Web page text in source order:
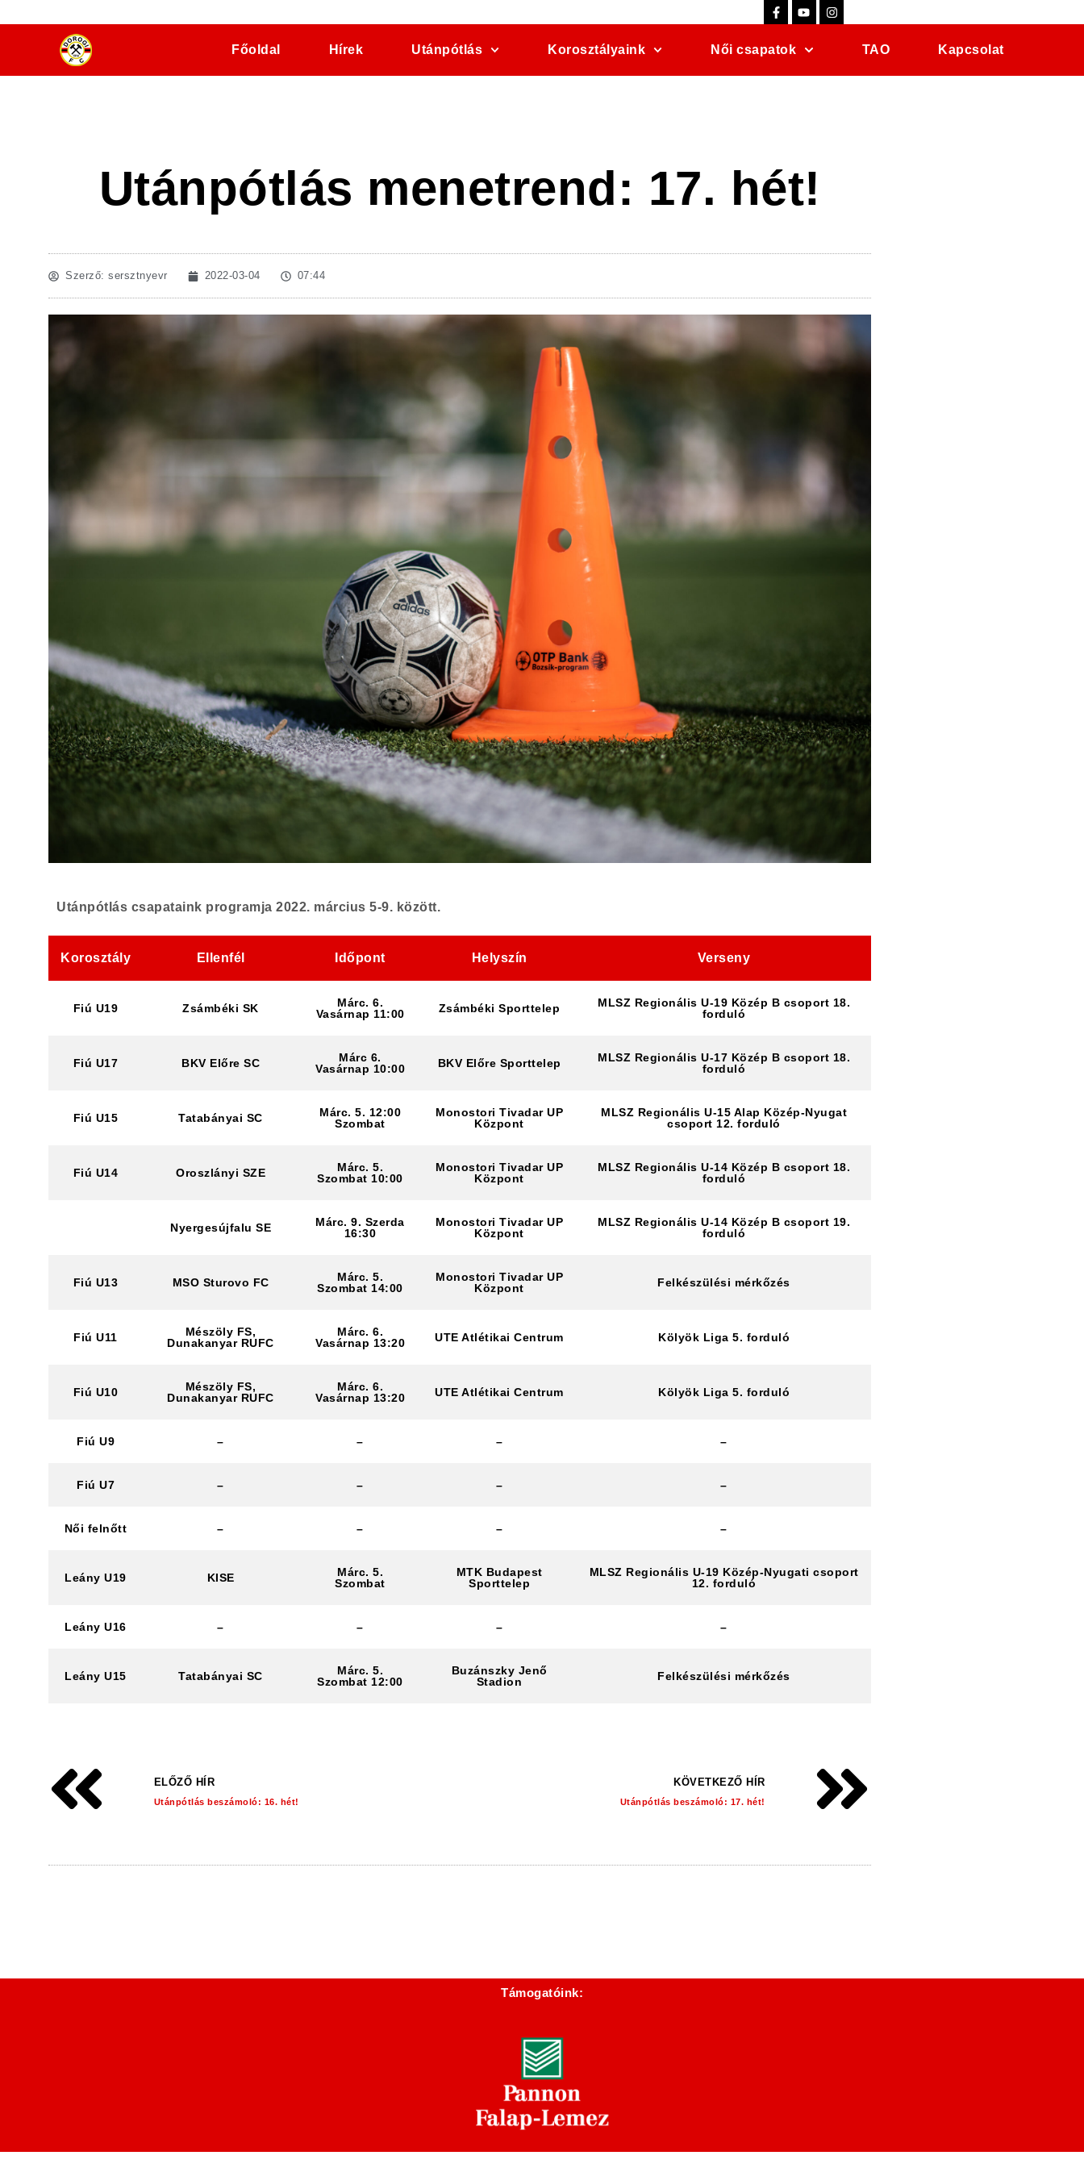
Főoldal Hírek Utánpótlás Korosztályaink Női csapatok TAO Kapcsolat
Utánpótlás menetrend: 17. hét!
Szerző: sersztnyevr 2022-03-04 07:44
Utánpótlás csapataink programja 2022. március 5-9. között.
Korosztály Ellenfél Időpont Helyszín Verseny
Fiú U19 Zsámbéki SK
Márc. 6.
Vasárnap 11:00
Zsámbéki Sporttelep
MLSZ Regionális U-19 Közép B csoport 18.
forduló
Fiú U17 BKV Előre SC
Márc 6.
Vasárnap 10:00
BKV Előre Sporttelep
MLSZ Regionális U-17 Közép B csoport 18.
forduló
Fiú U15 Tatabányai SC
Márc. 5. 12:00
Szombat
Monostori Tivadar UP
Központ
MLSZ Regionális U-15 Alap Közép-Nyugat
csoport 12. forduló
Fiú U14 Oroszlányi SZE
Márc. 5.
Szombat 10:00
Monostori Tivadar UP
Központ
MLSZ Regionális U-14 Közép B csoport 18.
forduló
Nyergesújfalu SE
Márc. 9. Szerda
16:30
Monostori Tivadar UP
Központ
MLSZ Regionális U-14 Közép B csoport 19.
forduló
Fiú U13 MSO Sturovo FC
Márc. 5.
Szombat 14:00
Monostori Tivadar UP
Központ
Felkészülési mérkőzés
Fiú U11
Mészöly FS,
Dunakanyar RUFC
Márc. 6.
Vasárnap 13:20
UTE Atlétikai Centrum Kölyök Liga 5. forduló
Fiú U10
Mészöly FS,
Dunakanyar RUFC
Márc. 6.
Vasárnap 13:20
UTE Atlétikai Centrum Kölyök Liga 5. forduló
Fiú U9 – – – –
Fiú U7 – – – –
Női felnőtt – – – –
Leány U19 KISE
Márc. 5.
Szombat
MTK Budapest
Sporttelep
MLSZ Regionális U-19 Közép-Nyugati csoport
12. forduló
Leány U16 – – – –
Leány U15 Tatabányai SC
Márc. 5.
Szombat 12:00
Buzánszky Jenő
Stadion
Felkészülési mérkőzés
ELŐZŐ HÍR
Utánpótlás beszámoló: 16. hét!
KÖVETKEZŐ HÍR
Utánpótlás beszámoló: 17. hét!
Támogatóink: